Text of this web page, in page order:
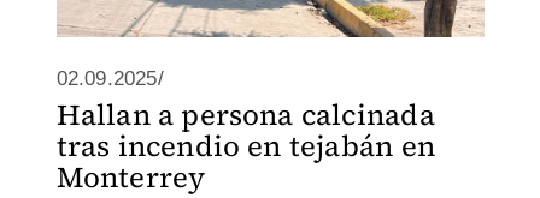
02.09.2025/
Hallan a persona calcinada
tras incendio en tejabán en
Monterrey